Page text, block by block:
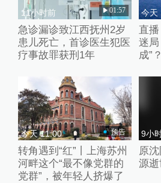
11小时前 01:57
急诊漏诊致江西抚州2岁
患儿死亡，首诊医生犯医
疗事故罪获刑1年
今天
直
迷局
成”？
今天 11:00 预告
转角遇到“红”丨上海苏州
河畔这个“最不像党群的
党群”，被年轻人挤爆了
9小
原
源逝